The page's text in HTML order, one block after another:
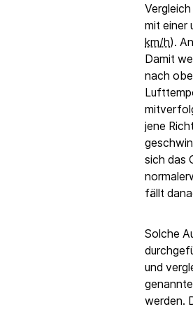
mit einer
km/h).
Damit
nach
jene
sich das
fällt
Solche
und
werden.